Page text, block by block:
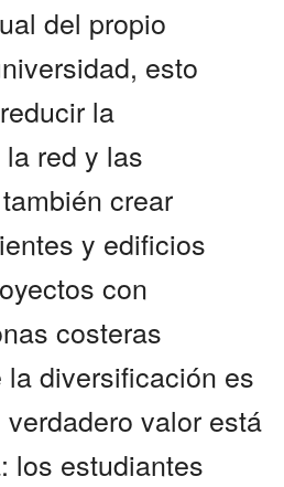
del propio
esto
la
red y las
crear
y edificios
con
costeras
diversificación es
valor está
los estudiantes